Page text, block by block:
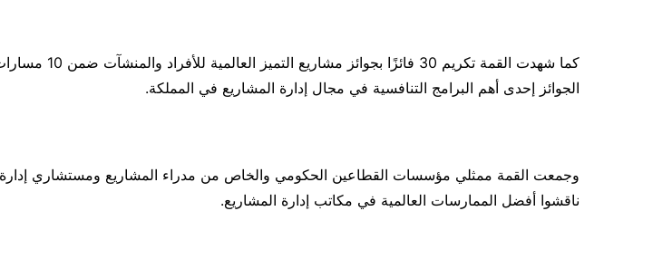
كما شهدت القمة تكريم 30 فائزًا
الجوائز إحدى أهم البرامج التنافسية في مجال إدارة المشاريع في المملكة.
وجمعت القمة ممثلي مؤسسات القطاعين الحكومي والخاص من مدراء المشاريع ومستشاري إدارة
ناقشوا أفضل الممارسات العالمية في مكاتب إدارة المشاريع.